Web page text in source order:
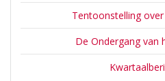
Tentoonstelling over
De Ondergang van